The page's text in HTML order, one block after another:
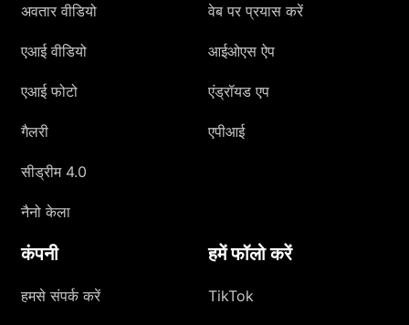
अवतार वीडियो
एआई वीडियो
एआई फोटो
गैलरी
सीड्रीम 4.0
नैनो केला
वेब पर प्रयास करें
आईओएस ऐप
एंड्रॉयड एप
एपीआई
कंपनी
हमसे संपर्क करें
हमें फॉलो करें
TikTok